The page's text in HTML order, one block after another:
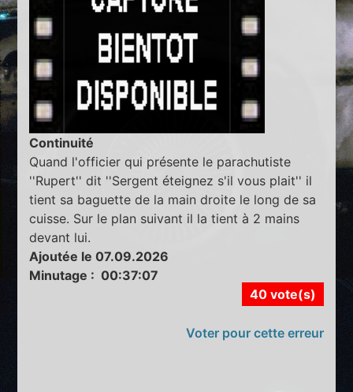
Continuité
Quand l'officier qui présente le parachutiste
''Rupert'' dit ''Sergent éteignez s'il vous plait'' il
tient sa baguette de la main droite le long de sa
cuisse. Sur le plan suivant il la tient à 2 mains
devant lui.
Ajoutée le 07.09.2026
Minutage : 00:37:07
40 vote(s)
Voter pour cette erreur